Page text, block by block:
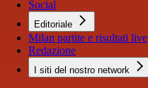
Social
Editoriale
Milan partite e risultati live
Redazione
I siti del nostro network